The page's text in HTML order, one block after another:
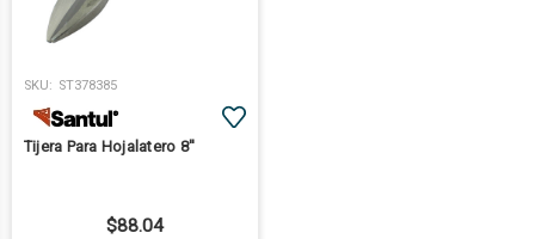
SKU: ST378385
Tijera Para Hojalatero 8''
$88.04